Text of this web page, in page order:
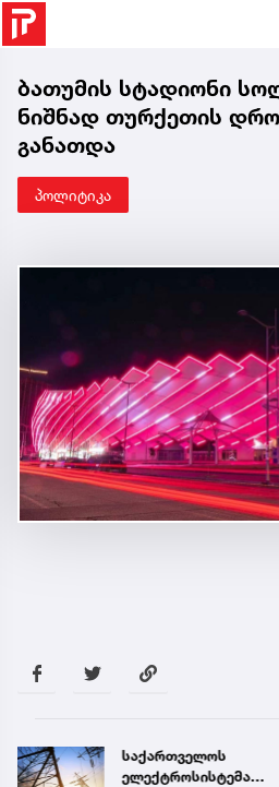
ბათუმის სტადიონი
ნიშნად თურქეთის
განათდა
პოლიტიკა
საქართველოს
ელექტროსისტემა